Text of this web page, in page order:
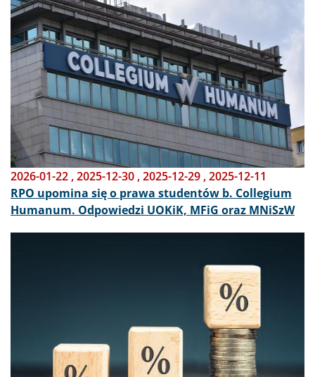
2026-01-22 ,2025-12-30 ,2025-12-29 ,2025-12-11
RPO upomina się o prawa studentów b. Collegium
Humanum. Odpowiedzi UOKiK, MFiG oraz MNiSzW